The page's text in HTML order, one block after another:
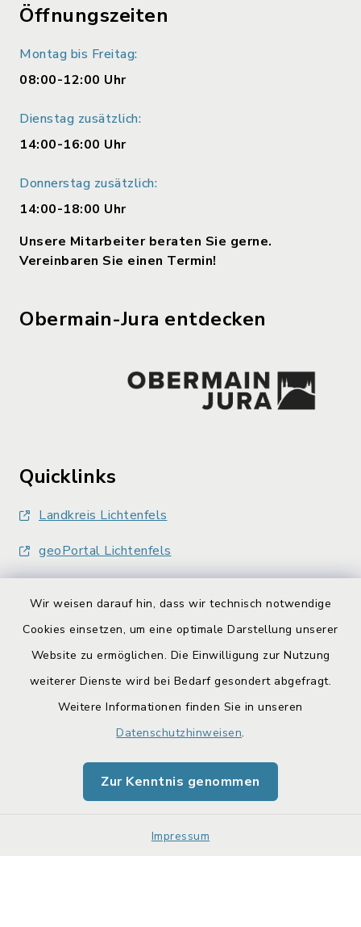
Wir weisen darauf hin, dass wir technisch notwendige
Cookies einsetzen, um eine optimale Darstellung unserer
Website zu ermöglichen. Die Einwilligung zur Nutzung
weiterer Dienste wird bei Bedarf gesondert abgefragt.
Weitere Informationen finden Sie in unseren
Datenschutzhinweisen.
Zur Kenntnis genommen
Impressum
Öffnungszeiten
Montag bis Freitag:
08:00-12:00 Uhr
Dienstag zusätzlich:
14:00-16:00 Uhr
Donnerstag zusätzlich:
14:00-18:00 Uhr
Unsere Mitarbeiter beraten Sie gerne.
Vereinbaren Sie einen Termin!
Obermain-Jura entdecken
Quicklinks
Landkreis Lichtenfels
geoPortal Lichtenfels
Barrierefreiheit
Sitemap